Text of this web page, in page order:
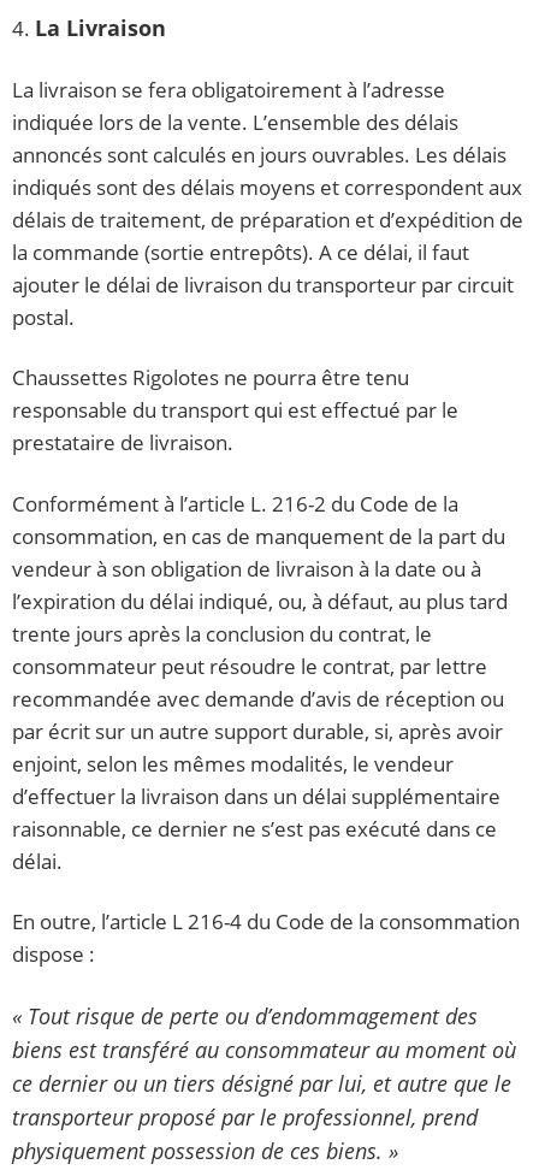
4. La Livraison
La livraison se fera obligatoirement à l’adresse
indiquée lors de la vente. L’ensemble des délais
annoncés sont calculés en jours ouvrables. Les délais
indiqués sont des délais moyens et correspondent aux
délais de traitement, de préparation et d’expédition de
la commande (sortie entrepôts). A ce délai, il faut
ajouter le délai de livraison du transporteur par circuit
postal.
Chaussettes Rigolotes ne pourra être tenu
responsable du transport qui est effectué par le
prestataire de livraison.
Conformément à l’article L. 216-2 du Code de la
consommation, en cas de manquement de la part du
vendeur à son obligation de livraison à la date ou à
l’expiration du délai indiqué, ou, à défaut, au plus tard
trente jours après la conclusion du contrat, le
consommateur peut résoudre le contrat, par lettre
recommandée avec demande d’avis de réception ou
par écrit sur un autre support durable, si, après avoir
enjoint, selon les mêmes modalités, le vendeur
d’effectuer la livraison dans un délai supplémentaire
raisonnable, ce dernier ne s’est pas exécuté dans ce
délai.
En outre, l’article L 216-4 du Code de la consommation
dispose :
« Tout risque de perte ou d’endommagement des
biens est transféré au consommateur au moment où
ce dernier ou un tiers désigné par lui, et autre que le
transporteur proposé par le professionnel, prend
physiquement possession de ces biens. »